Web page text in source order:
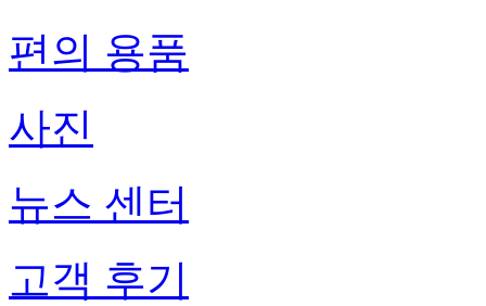
편의 용품
사진
뉴스 센터
고객 후기